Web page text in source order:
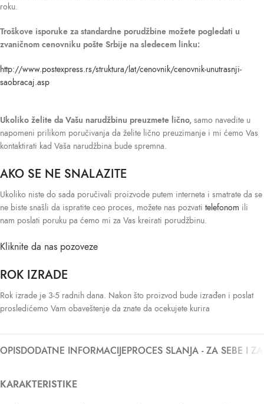
roku.
Troškove isporuke za standardne porudžbine možete pogledati u
zvaničnom cenovniku pošte Srbije na sledecem linku:
http://www.postexpress.rs/struktura/lat/cenovnik/cenovnik-unutrasnji-
saobracaj.asp
Ukoliko želite da Vašu narudžbinu preuzmete lično, samo navedite u
napomeni prilikom poručivanja da želite lično preuzimanje i mi ćemo Vas
kontaktirati kad Vaša narudžbina bude spremna.
AKO SE NE SNALAZITE
Ukoliko niste do sada poručivali proizvode putem interneta i smatrate da se
ne biste snašli da ispratite ceo proces, možete nas pozvati telefonom ili
nam poslati poruku pa ćemo mi za Vas kreirati porudžbinu.
Kliknite da nas pozoveze
ROK IZRADE
Rok izrade je 3-5 radnih dana. Nakon što proizvod bude izrađen i poslat
prosledićemo Vam obaveštenje da znate da ocekujete kurira
OPISDODATNE INFORMACIJEPROCES SLANJA - ZA SEBE I
KARAKTERISTIKE